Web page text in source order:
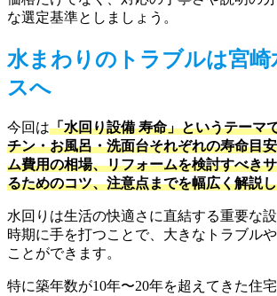
な選定基準としましょう。
水まわりのトラブルは宮崎
スへ
今回は「水回り設備 寿命」というテーマ
チン・お風呂・洗面台それぞれの寿命目
ム費用の相場、リフォームを検討すべき
るためのコツ、注意点までを幅広く解説
水回りは生活の快適さに直結する重要な
時期に手を打つことで、大きなトラブル
ことができます。
特に築年数が10年〜20年を超えてきた住